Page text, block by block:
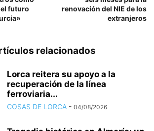
futuro
renovación del NIE de los
extranjeros
relacionados
Lorca reitera su apoyo a la
recuperación de la línea
ferroviaria...
COSAS DE LORCA - 04/08/2026